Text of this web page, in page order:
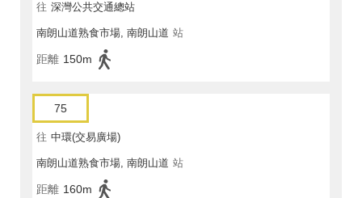
往 深灣公共交通總站
南朗山道熟食市場, 南朗山道 站
距離 150m
75
往 中環(交易廣場)
南朗山道熟食市場, 南朗山道 站
距離 160m